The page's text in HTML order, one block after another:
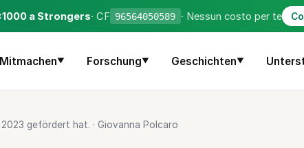
a Strongers· CF 96564050589 · Nessun costo per te
Mitmachen▼ Forschung▼ Geschichten▼
2023 gefördert hat. · Giovanna Polcaro